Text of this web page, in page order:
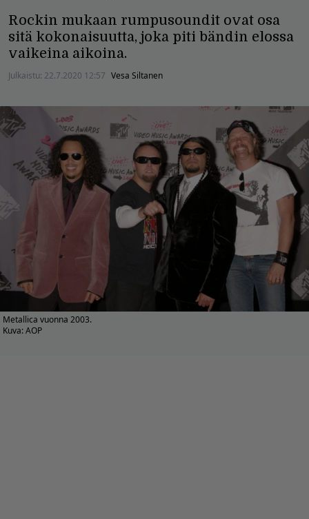
Rockin mukaan rumpusoundit ovat osa
sitä kokonaisuutta, joka piti bändin elossa
vaikeina aikoina.
Julkaistu: 22.7.2020 12:57 Vesa Siltanen
Metallica vuonna 2003.
Kuva: AOP